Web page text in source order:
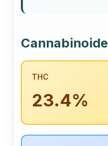
Cannabinoide
THC
23.4%